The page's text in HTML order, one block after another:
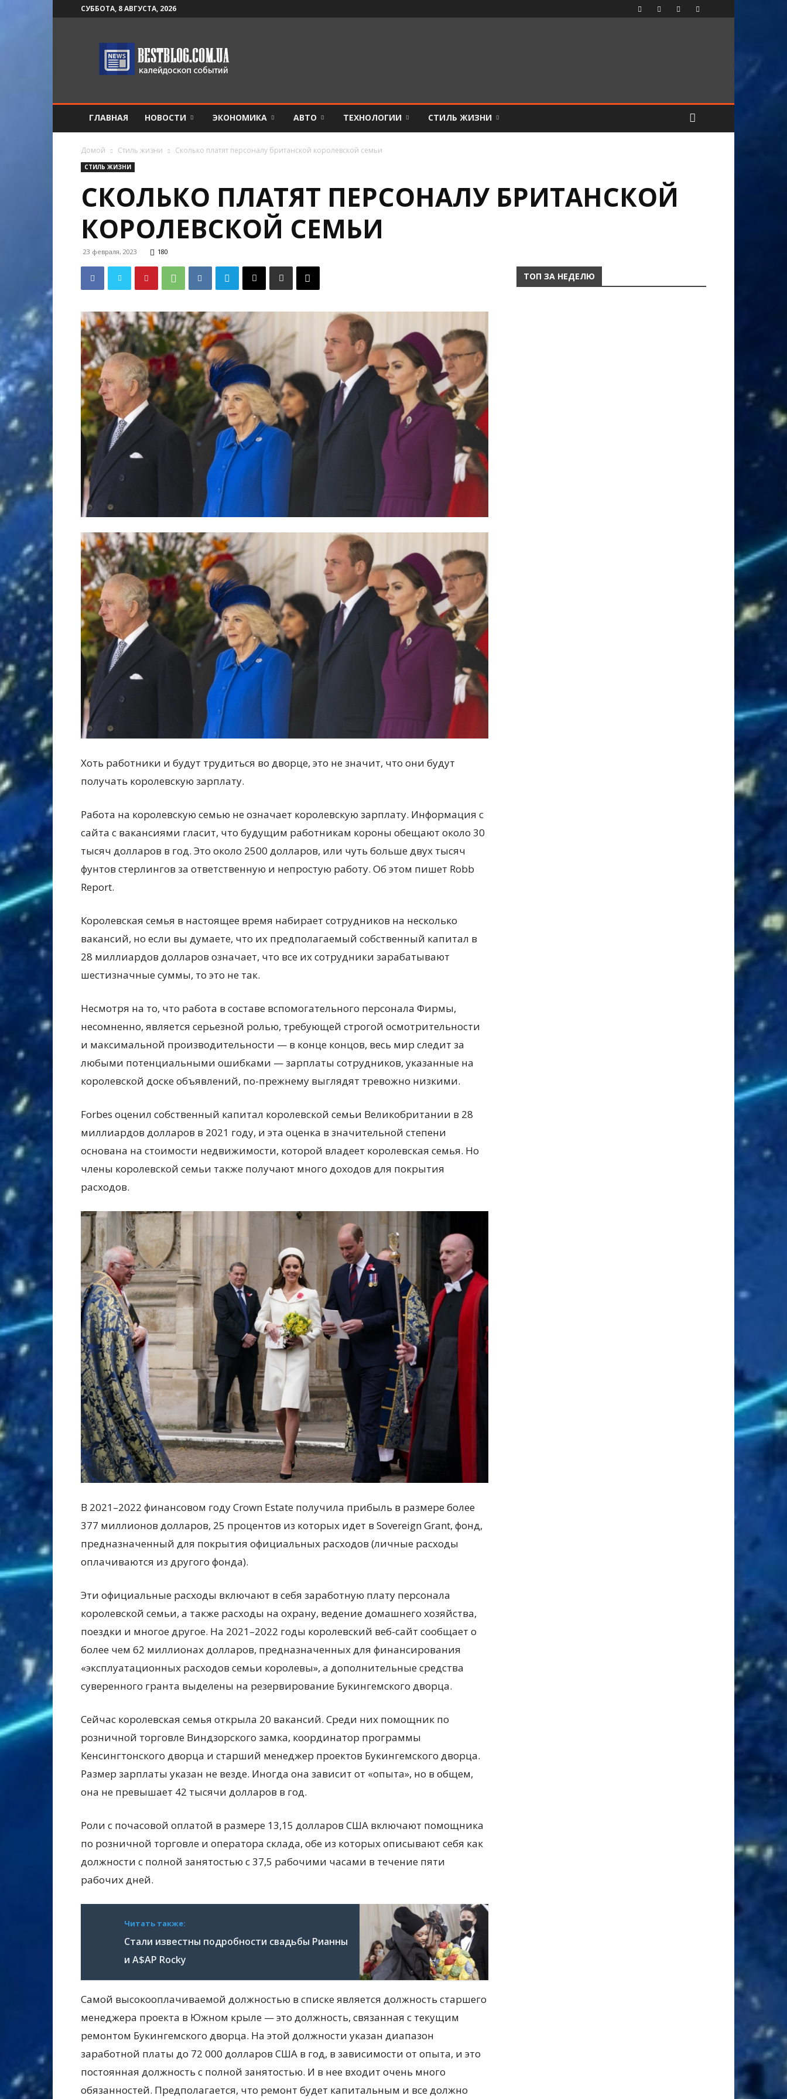
СУББОТА, 8 АВГУСТА, 2026
ГЛАВНАЯ НОВОСТИ ЭКОНОМИКА АВТО ТЕХНОЛОГИИ СТИЛЬ ЖИЗНИ
Домой Стиль жизни Сколько платят персоналу британской королевской семьи
СТИЛЬ ЖИЗНИ
СКОЛЬКО ПЛАТЯТ ПЕРСОНАЛУ БРИТАНСКОЙ
КОРОЛЕВСКОЙ СЕМЬИ
23 февраля, 2023 180
Хоть работники и будут трудиться во дворце, это не значит, что они будут
получать королевскую зарплату.
Работа на королевскую семью не означает королевскую зарплату. Информация с
сайта с вакансиями гласит, что будущим работникам короны обещают около 30
тысяч долларов в год. Это около 2500 долларов, или чуть больше двух тысяч
фунтов стерлингов за ответственную и непростую работу. Об этом пишет Robb
Report.
Королевская семья в настоящее время набирает сотрудников на несколько
вакансий, но если вы думаете, что их предполагаемый собственный капитал в
28 миллиардов долларов означает, что все их сотрудники зарабатывают
шестизначные суммы, то это не так.
Несмотря на то, что работа в составе вспомогательного персонала Фирмы,
несомненно, является серьезной ролью, требующей строгой осмотрительности
и максимальной производительности — в конце концов, весь мир следит за
любыми потенциальными ошибками — зарплаты сотрудников, указанные на
королевской доске объявлений, по-прежнему выглядят тревожно низкими.
Forbes оценил собственный капитал королевской семьи Великобритании в 28
миллиардов долларов в 2021 году, и эта оценка в значительной степени
основана на стоимости недвижимости, которой владеет королевская семья. Но
члены королевской семьи также получают много доходов для покрытия
расходов.
В 2021–2022 финансовом году Crown Estate получила прибыль в размере более
377 миллионов долларов, 25 процентов из которых идет в Sovereign Grant, фонд,
предназначенный для покрытия официальных расходов (личные расходы
оплачиваются из другого фонда).
Эти официальные расходы включают в себя заработную плату персонала
королевской семьи, а также расходы на охрану, ведение домашнего хозяйства,
поездки и многое другое. На 2021–2022 годы королевский веб-сайт сообщает о
более чем 62 миллионах долларов, предназначенных для финансирования
«эксплуатационных расходов семьи королевы», а дополнительные средства
суверенного гранта выделены на резервирование Букингемского дворца.
Сейчас королевская семья открыла 20 вакансий. Среди них помощник по
розничной торговле Виндзорского замка, координатор программы
Кенсингтонского дворца и старший менеджер проектов Букингемского дворца.
Размер зарплаты указан не везде. Иногда она зависит от «опыта», но в общем,
она не превышает 42 тысячи долларов в год.
Роли с почасовой оплатой в размере 13,15 долларов США включают помощника
по розничной торговле и оператора склада, обе из которых описывают себя как
должности с полной занятостью с 37,5 рабочими часами в течение пяти
рабочих дней.
Читать также:
Стали известны подробности свадьбы Рианны
и A$AP Rocky
Самой высокооплачиваемой должностью в списке является должность старшего
менеджера проекта в Южном крыле — это должность, связанная с текущим
ремонтом Букингемского дворца. На этой должности указан диапазон
заработной платы до 72 000 долларов США в год, в зависимости от опыта, и это
постоянная должность с полной занятостью. И в нее входит очень много
обязанностей. Предполагается, что ремонт будет капитальным и все должно
ТОП ЗА НЕДЕЛЮ